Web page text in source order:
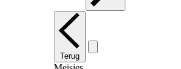
Terug